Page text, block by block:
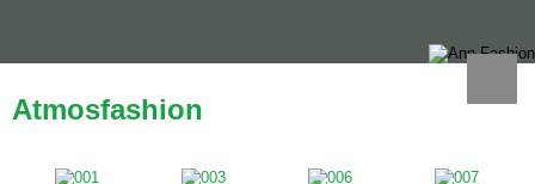
Atmosfashion